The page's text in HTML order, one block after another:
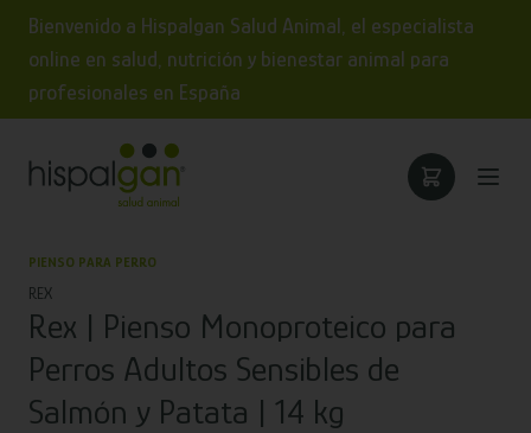
Bienvenido a Hispalgan Salud Animal, el especialista
online en salud, nutrición y bienestar animal para
profesionales en España
PIENSO PARA PERRO
REX
Rex | Pienso Monoproteico para
Perros Adultos Sensibles de
Salmón y Patata | 14 kg